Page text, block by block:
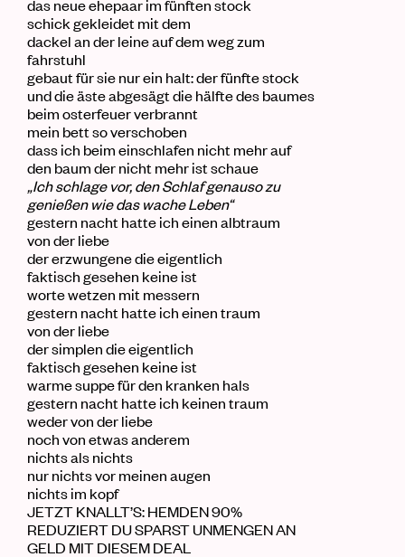
das neueehepaar im fünften stock
schick gekleidet mit dem
dackel an der leineauf dem wegzum
fahrstuhl
gebaut für sie nur ein halt: der fünfte stock
und dieästeabgesägt die hälftedes baumes
beim osterfeuerverbrannt
mein bett so verschoben
dass ich beim einschlafen nicht mehr auf
den baum der nicht mehr ist schaue
„Ich schlage vor, den Schlaf genauso zu
genießen wie das wache Leben“
gestern nacht hatte ich einen albtraum
von der liebe
der erzwungene die eigentlich
faktisch gesehen keine ist
worte wetzen mit messern
gestern nacht hatte ich einen traum
von der liebe
der simplen die eigentlich
faktisch gesehen keine ist
warmesuppefür den kranken hals
gestern nacht hatte ich keinen traum
weder von der liebe
noch von etwas anderem
nichts als nichts
nur nichts vor meinen augen
nichts im kopf
JETZT KNALLT’S: HEMDEN 90%
REDUZIERT DU SPARST UNMENGEN AN
GELD MIT DIESEM DEAL